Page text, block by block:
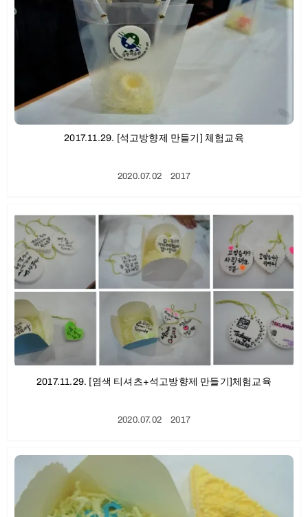
2017.11.29. [석고방향제 만들기] 체험교육
2020.07.02ㆍ2017
2017.11.29. [염색 티셔츠+석고방향제 만들기]체험교육
2020.07.02ㆍ2017